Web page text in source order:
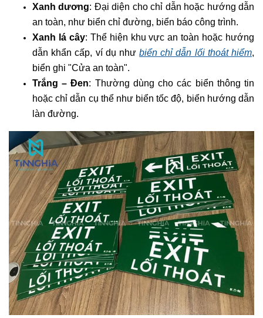
Xanh dương: Đại diện cho chỉ dẫn hoặc hướng dẫn
an toàn, như biển chỉ đường, biển báo công trình.
Xanh lá cây: Thể hiện khu vực an toàn hoặc hướng
dẫn khẩn cấp, ví dụ nhưbiển chỉ dẫn lối thoát hiểm,
biển ghi "Cửa an toàn".
Trắng – Đen: Thường dùng cho các biển thông tin
hoặc chỉ dẫn cụ thể như biển tốc độ, biển hướng dẫn
làn đường.